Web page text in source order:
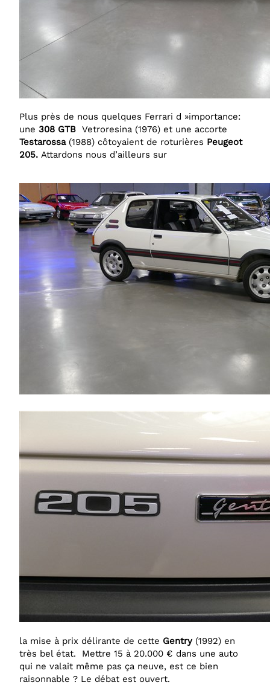
Plus près de nous quelques Ferrari d »importance:
une 308 GTB Vetroresina (1976) et une accorte
Testarossa(1988) côtoyaient de roturières Peugeot
205. Attardons nous d’ailleurs sur
la mise à prix délirante de cette Gentry (1992) en
très bel état. Mettre 15 à 20.000 € dans une auto
qui ne valait même pas ça neuve, est ce bien
raisonnable ? Le débat est ouvert.